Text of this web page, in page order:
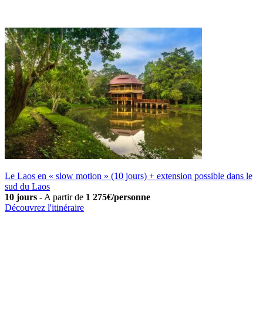
Le Laos en « slow motion » (10 jours) + extension possible dans le
sud du Laos
10 jours - A partir de 1 275€/personne
Découvrez l'itinéraire